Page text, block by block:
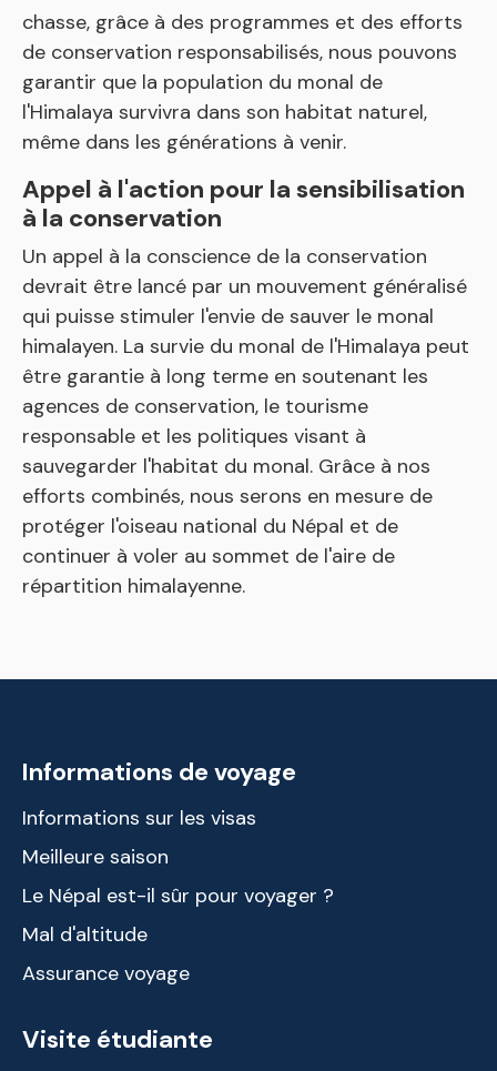
chasse, grâce à des programmes et des efforts
de conservation responsabilisés, nous pouvons
garantir que la population du monal de
l'Himalaya survivra dans son habitat naturel,
même dans les générations à venir.
Appel à l'action pour la sensibilisation
à la conservation
Un appel à la conscience de la conservation
devrait être lancé par un mouvement généralisé
qui puisse stimuler l'envie de sauver le monal
himalayen. La survie du monal de l'Himalaya peut
être garantie à long terme en soutenant les
agences de conservation, le tourisme
responsable et les politiques visant à
sauvegarder l'habitat du monal. Grâce à nos
efforts combinés, nous serons en mesure de
protéger l'oiseau national du Népal et de
continuer à voler au sommet de l'aire de
répartition himalayenne.
Informations de voyage
Informations sur les visas
Meilleure saison
Le Népal est-il sûr pour voyager ?
Mal d'altitude
Assurance voyage
Visite étudiante